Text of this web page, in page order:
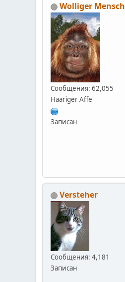
Wolliger Mensch
Сообщения: 62,055
Haariger Affe
Записан
Versteher
Сообщения: 4,181
Записан